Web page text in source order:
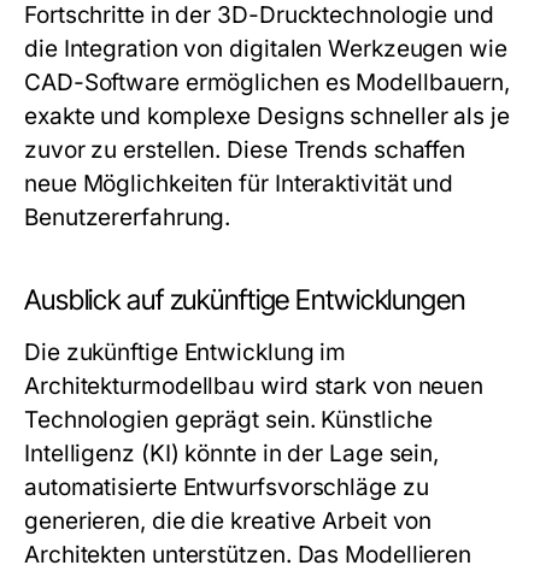
Fortschritte in der 3D-Drucktechnologie und
die Integration von digitalen Werkzeugen wie
CAD-Software ermöglichen es Modellbauern,
exakte und komplexe Designs schneller als je
zuvor zu erstellen. Diese Trends schaffen
neue Möglichkeiten für Interaktivität und
Benutzererfahrung.
Ausblick auf zukünftige Entwicklungen
Die zukünftige Entwicklung im
Architekturmodellbau wird stark von neuen
Technologien geprägt sein. Künstliche
Intelligenz (KI) könnte in der Lage sein,
automatisierte Entwurfsvorschläge zu
generieren, die die kreative Arbeit von
Architekten unterstützen. Das Modellieren